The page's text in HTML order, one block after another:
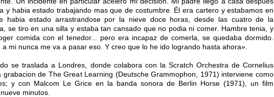
y habia estado trabajando mas que de costumbre. Él era cartero y estabamos en
habia estado arrastrandose por la nieve doce horas, desde las cuatro de la
se tiro en una silla y estaba tan cansado que no podia ni comer. Hambre tenia, y
comida con el tenedor... pero era incapaz de comerla, se quedaba dormido.
a mi nunca me va a pasar eso. Y creo que lo he ido logrando hasta ahora».
se traslada a Londres, donde colabora con la Scratch Orchestra de Cornelius
grabacion de The Great Learning (Deutsche Grammophon, 1971) interviene como
y con Malcom Le Grice en la banda sonora de Berlin Horse (1971), un film
minutos.